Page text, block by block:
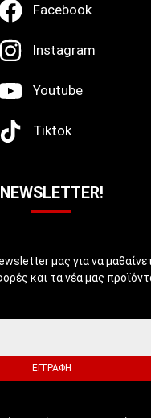
Facebook
Instagram
Youtube
Tiktok
NEWSLETTER!
μας για να
και τα νέα μας
ΕΓΓΡΑΦΉ